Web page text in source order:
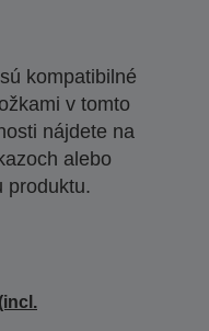
kompatibilné
v tomto
nájdete na
alebo
produktu.